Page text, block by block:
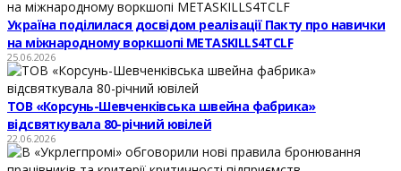
Україна поділилася досвідом реалізації Пакту про навички
на міжнародному воркшопі METASKILLS4TCLF
25.06.2026
ТОВ «Корсунь-Шевченківська швейна фабрика»
відсвяткувала 80-річний ювілей
22.06.2026